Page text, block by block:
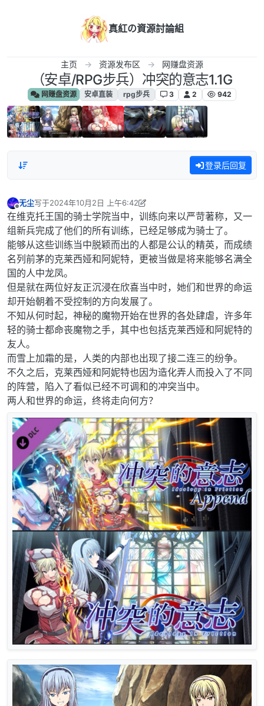
真紅の資源討論組
主页 资源发布区 网赚盘资源
（安卓/RPG步兵）冲突的意志1.1G
网赚盘资源 安卓直装 rpg步兵 3 2 942
登录后回复
离线
无尘写于2024年10月2日 上午6:42
最后由 无尘 编辑2024年10月2日 上午1:43
在维克托王国的骑士学院当中，训练向来以严苛著称，又一
组新兵完成了他们的所有训练，已经足够成为骑士了。
能够从这些训练当中脱颖而出的人都是公认的精英，而成绩
名列前茅的克莱西娅和阿妮特，更被当做是将来能够名满全
国的人中龙凤。
但是就在两位好友正沉浸在欣喜当中时，她们和世界的命运
却开始朝着不受控制的方向发展了。
不知从何时起，神秘的魔物开始在世界的各处肆虐，许多年
轻的骑士都命丧魔物之手，其中也包括克莱西娅和阿妮特的
友人。
而雪上加霜的是，人类的内部也出现了接二连三的纷争。
不久之后，克莱西娅和阿妮特也因为造化弄人而投入了不同
的阵营，陷入了看似已经不可调和的冲突当中。
两人和世界的命运，终将走向何方？